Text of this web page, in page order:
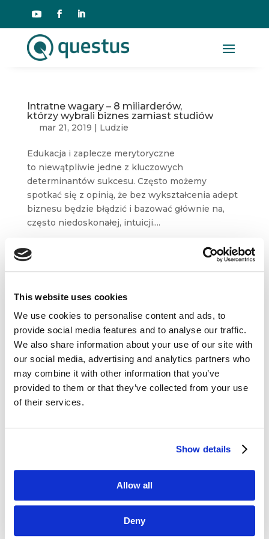
This website uses cookies
We use cookies to personalise content and ads, to
provide social media features and to analyse our traffic.
We also share information about your use of our site with
our social media, advertising and analytics partners who
may combine it with other information that you’ve
provided to them or that they’ve collected from your use
of their services.
Show details
Allow all
Deny
Intratne wagary – 8 miliarderów,
którzy wybrali biznes zamiast studiów
mar 21, 2019 | Ludzie
Edukacja i zaplecze merytoryczne
to niewątpliwie jedne z kluczowych
determinantów sukcesu. Często możemy
spotkać się z opinią, że bez wykształcenia adept
biznesu będzie błądzić i bazować głównie na,
często niedoskonałej, intuicji....
Dane kontaktowe

questus
ul. Organizacji WiN 83/7
91-811 Łódź
 601 098 038